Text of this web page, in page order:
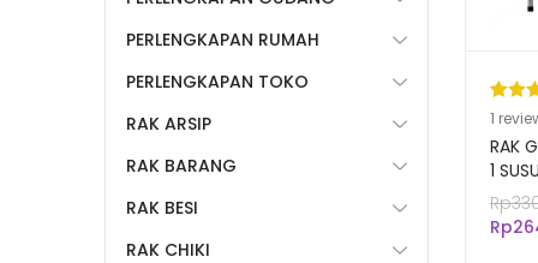
5.00
11
RAK
1
Rak
Rp
Rp
PERLENGKAPAN RUMAH
PERLENGKAPAN TOKO
RAK ARSIP
RAK BARANG
RAK BESI
RAK CHIKI